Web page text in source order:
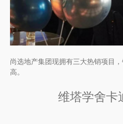
尚选地产集团现拥有三大热销项目
高。
维塔学舍卡